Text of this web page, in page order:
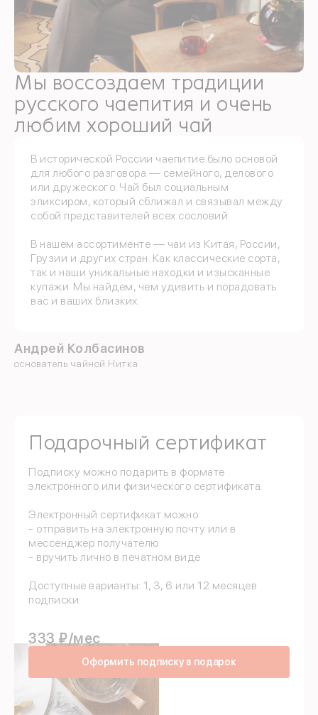
Мы воссоздаем традиции
русского чаепития и очень
любим хороший чай
В исторической России чаепитие было основой
для любого разговора — семейного, делового
или дружеского. Чай был социальным
эликсиром, который сближал и связывал между
собой представителей всех сословий.
В нашем ассортименте — чаи из Китая, России,
Грузии и других стран. Как классические сорта,
так и наши уникальные находки и изысканные
купажи. Мы найдем, чем удивить и порадовать
вас и ваших близких.
Андрей Колбасинов
основатель чайной Нитка
Подарочный сертификат
Подписку можно подарить в формате
электронного или физического сертификата.
Электронный сертификат можно:
- отправить на электронную почту или в
мессенджер получателю
- вручить лично в печатном виде
Доступные варианты: 1, 3, 6 или 12 месяцев
подписки.
Оформить подписку в подарок
333 ₽/мес
Войдите в
По номеру телефона
Яндекс ID
Введите свой номер
Номер телефона
Даю согласие на
Даю согласие c